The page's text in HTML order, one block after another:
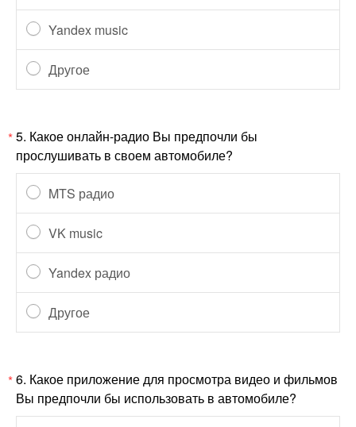
Yandex music
Другое
*5. Какое онлайн-радио Вы предпочли бы
прослушивать в своем автомобиле?
MTS радио
VK music
Yandex радио
Другое
*6. Какое приложение для просмотра видео и фильмов
Вы предпочли бы использовать в автомобиле?